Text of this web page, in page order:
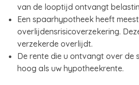
van de looptijd ontvangt
Een spaarhypotheek heeft
overlijdensrisicoverzekering.
verzekerde overlijdt.
De rente die u ontvangt over de
hoog als uw hypotheekrente.